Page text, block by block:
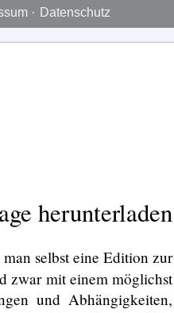
· Datenschutz
herunterladen
selbst eine Edition zur
zwar mit einem möglichst
und Abhängigkeiten,